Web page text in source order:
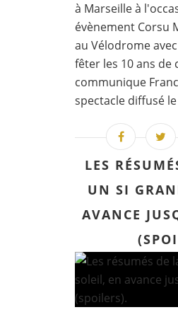
à Marseille à
évènement Corsu
au Vélodrome
fêter les 10 ans de
communique
spectacle diffusé
LES
UN SI
AVANCE